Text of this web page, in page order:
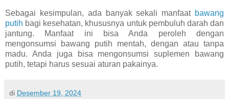
Sebagai kesimpulan, ada banyak sekali manfaat bawang
putih bagi kesehatan, khususnya untuk pembuluh darah dan
jantung. Manfaat ini bisa Anda peroleh dengan
mengonsumsi bawang putih mentah, dengan atau tanpa
madu. Anda juga bisa mengonsumsi suplemen bawang
putih, tetapi harus sesuai aturan pakainya.
di Desember 19, 2024